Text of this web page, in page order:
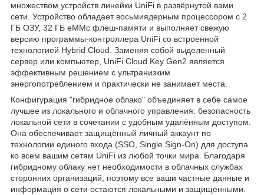
множеством устройств линейки UniFi в развёрнутой вами
сети. Устройство обладает восьмиядерным процессором с 2
ГБ ОЗУ, 32 ГБ eMMc флеш-памяти и выполняет свежую
версию программы-контроллера UniFi со встроенной
технологией Hybrid Cloud. Заменяя собой выделенный
сервер или компьютер, UniFi Cloud Key Gen2 является
эффективным решением с ультранизким
энергопотреблением и практически не занимает места.
Конфигурация "гибридное облако" объединяет в себе самое
лучшее из локального и облачного управления: безопасность
локальной сети в сочетании с удобным удалённым доступом.
Она обеспечивает защищённый личный аккаунт по
технологии единого входа (SSO, Single Sign-On) для доступа
ко всем вашим сетям UniFi из любой точки мира. Благодаря
гибридному облаку нет необходимости в облачных службах
сторонних организаций, поэтому все ваши частные данные и
информация о сети остаются локальными и защищёнными.